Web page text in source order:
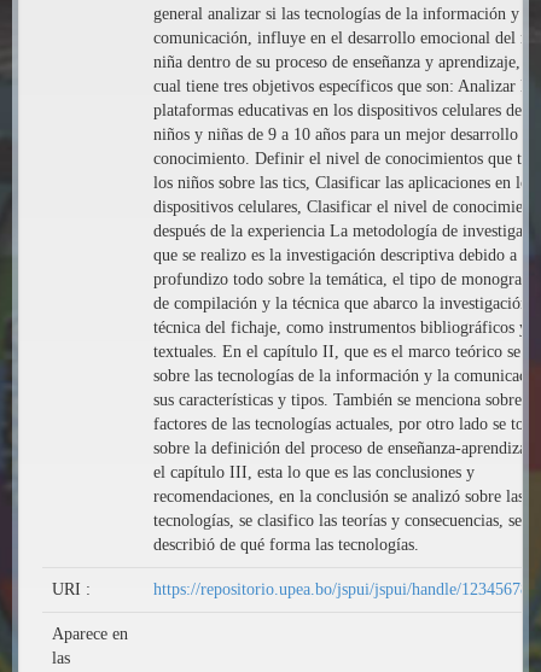
general analizar si las tecnologías de la información y la
comunicación, influye en el desarrollo emocional del
niña dentro de su proceso de enseñanza y aprendizaje,
cual tiene tres objetivos específicos que son: Analizar las
plataformas educativas en los dispositivos celulares de
niños y niñas de 9 a 10 años para un mejor desarrollo de
conocimiento. Definir el nivel de conocimientos que
los niños sobre las tics, Clasificar las aplicaciones en los
dispositivos celulares, Clasificar el nivel de
después de la experiencia La metodología de
que se realizo es la investigación descriptiva debido a
profundizo todo sobre la temática, el tipo de monografía
de compilación y la técnica que abarco la investigación
técnica del fichaje, como instrumentos bibliográficos y
textuales. En el capítulo II, que es el marco teórico se
sobre las tecnologías de la información y la
sus características y tipos. También se menciona sobre
factores de las tecnologías actuales, por otro lado se tocó
sobre la definición del proceso de enseñanza-
el capítulo III, esta lo que es las conclusiones y
recomendaciones, en la conclusión se analizó sobre las
tecnologías, se clasifico las teorías y consecuencias, se
describió de qué forma las tecnologías.
URI : https://repositorio.upea.bo/jspui/jspui/handle/
Aparece en
las